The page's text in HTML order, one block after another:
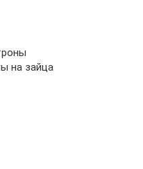
на зайца